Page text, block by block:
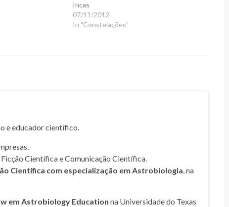
Incas
07/11/2012
In "Constelações"
e educador científico.
Científica e Comunicação Científica.
Científica com especialização em Astrobiologia, na
em Astrobiology Education na Universidade do Texas